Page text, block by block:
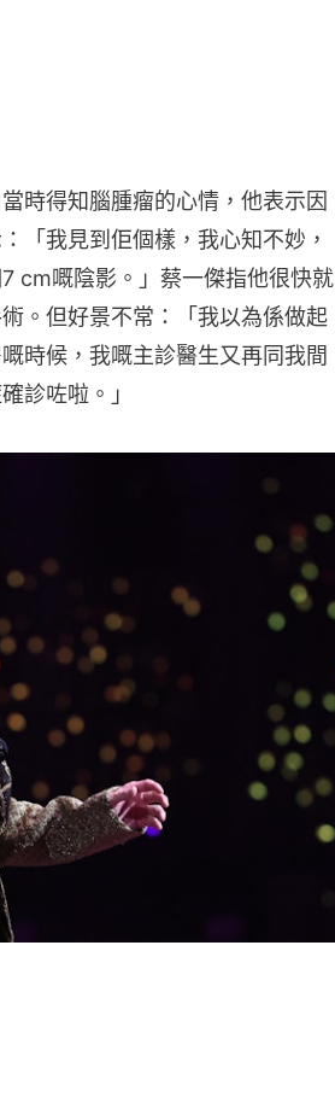
時得知腦腫瘤的心情，他表示因
「我見到佢個樣，我心知不妙，
cm嘅陰影。」蔡一傑指他很快就
。但好景不常：「我以為係做起
時候，我嘅主診醫生又再同我間
診咗啦。」